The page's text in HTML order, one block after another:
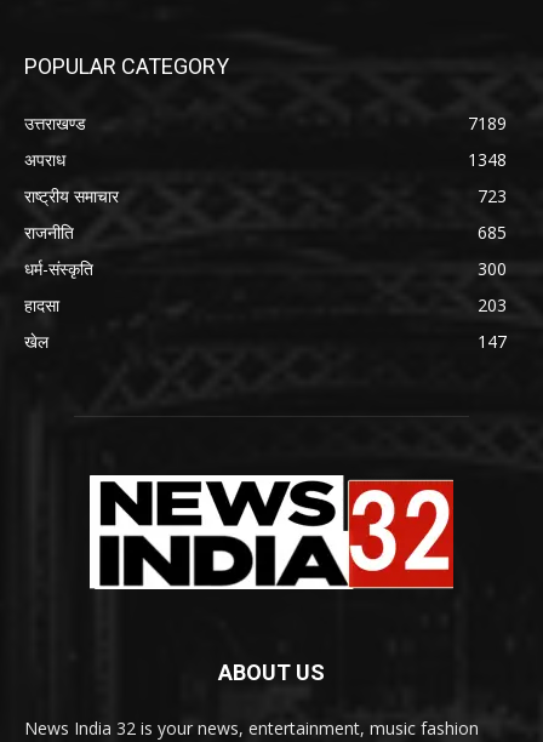
POPULAR CATEGORY
उत्तराखण्ड
7189
अपराध
1348
राष्ट्रीय समाचार
723
राजनीति
685
धर्म-संस्कृति
300
हादसा
203
खेल
147
ABOUT US
News India 32 is your news, entertainment, music fashion